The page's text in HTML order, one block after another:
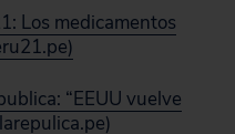
Los medicamentos
“EEUU vuelve